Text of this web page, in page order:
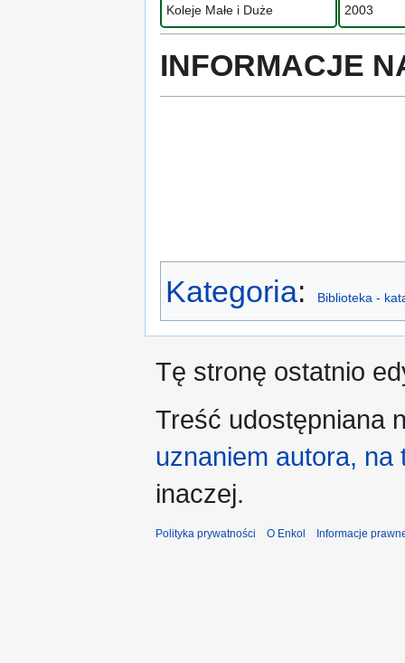
Koleje Małe i Duże 2003
INFORMACJE
Kategoria: Biblioteka -
Tę stronę ostatnio
Treść udostępniana
uznaniem autora,
inaczej.
Polityka prywatności O Enkol Informacje